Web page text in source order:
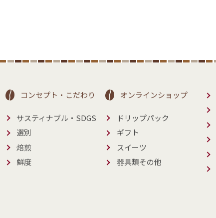
コンセプト・こだわり
サスティナブル・SDGS
選別
焙煎
鮮度
オンラインショップ
ドリップパック
ギフト
スイーツ
器具類その他